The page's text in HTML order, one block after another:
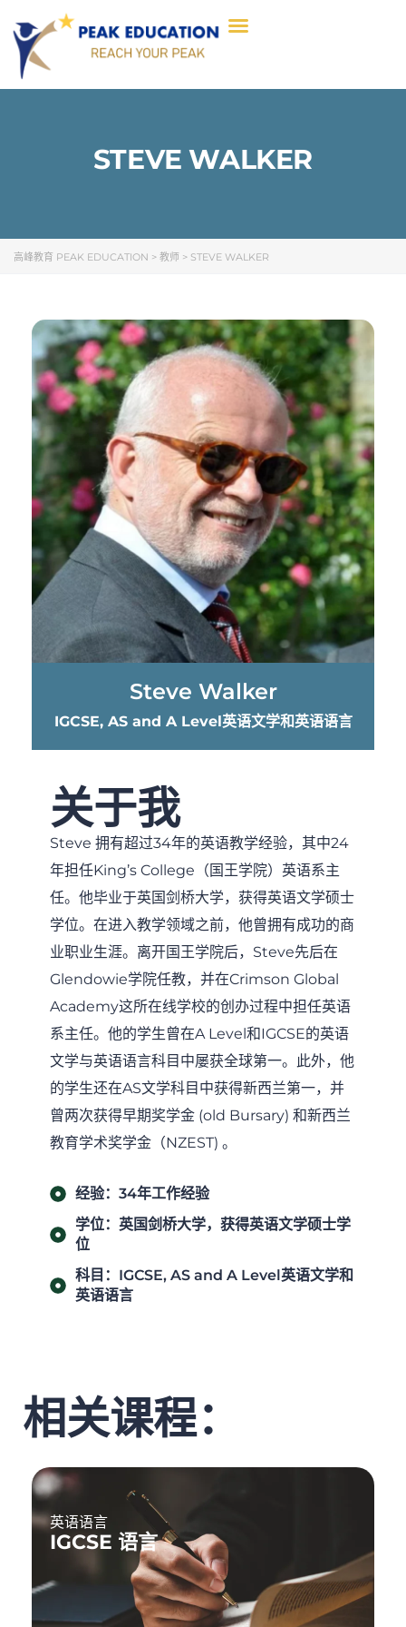
STEVE WALKER
高峰教育 PEAK EDUCATION > 教师 > STEVE WALKER
Steve Walker
IGCSE, AS and A Level英语文学和英语语言
关于我
Steve 拥有超过34年的英语教学经验，其中24
年担任King’s College（国王学院）英语系主
任。他毕业于英国剑桥大学，获得英语文学硕士
学位。在进入教学领域之前，他曾拥有成功的商
业职业生涯。离开国王学院后，Steve先后在
Glendowie学院任教，并在Crimson Global
Academy这所在线学校的创办过程中担任英语
系主任。他的学生曾在A Level和IGCSE的英语
文学与英语语言科目中屡获全球第一。此外，他
的学生还在AS文学科目中获得新西兰第一，并
曾两次获得早期奖学金 (old Bursary) 和新西兰
教育学术奖学金（NZEST) 。
经验：34年工作经验
学位：英国剑桥大学，获得英语文学硕士学
位
科目：IGCSE, AS and A Level英语文学和
英语语言
相关课程：
英语语言
IGCSE 语言